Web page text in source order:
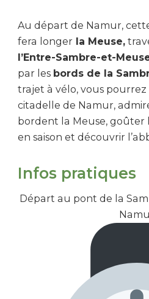
Au départ de Namur,
fera longer la Meuse,
l’Entre-Sambre-et-
par les bords de la
trajet à vélo, vous pourrez
citadelle de Namur,
bordent la Meuse, goûter
en saison et découvrir
Infos pratiques
Départ au pont de la